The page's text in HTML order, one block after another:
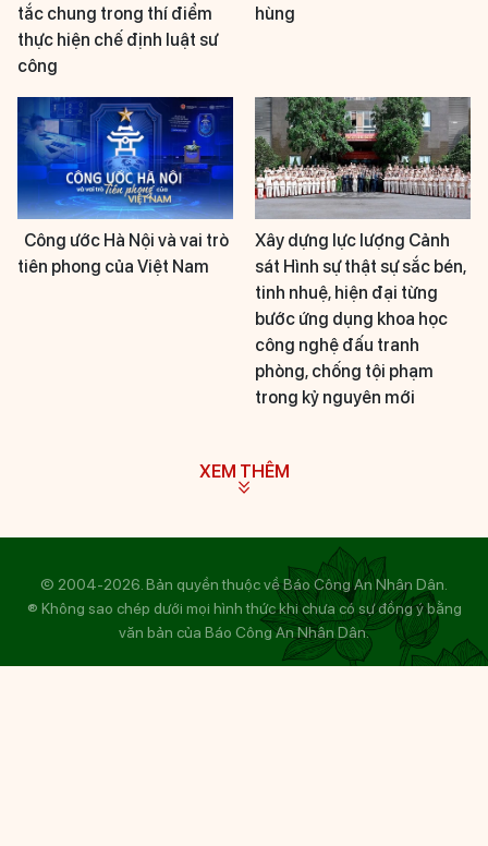
tắc chung trong thí điểm
thực hiện chế định luật sư
công
hùng
Công ước Hà Nội và vai trò
tiên phong của Việt Nam
Xây dựng lực lượng Cảnh
sát Hình sự thật sự sắc bén,
tinh nhuệ, hiện đại từng
bước ứng dụng khoa học
công nghệ đấu tranh
phòng, chống tội phạm
trong kỷ nguyên mới
XEM THÊM
© 2004-2026. Bản quyền thuộc về Báo Công An Nhân Dân.
® Không sao chép dưới mọi hình thức khi chưa có sự đồng ý bằng
văn bản của Báo Công An Nhân Dân.